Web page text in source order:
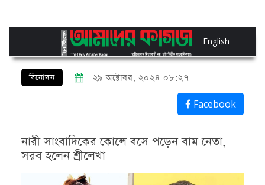
English
বিনোদন ২৯ অক্টোবর, ২০২৪ ০৮:২৭
Facebook
নারী সাংবাদিকের কোলে বসে পড়েন বাম নেতা,
সরব হলেন শ্রীলেখা